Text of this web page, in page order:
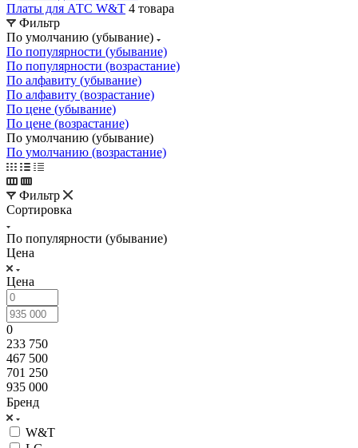
Платы для АТС W&T 4 товара
Фильтр
По умолчанию (убывание)
По популярности (убывание)
По популярности (возрастание)
По алфавиту (убывание)
По алфавиту (возрастание)
По цене (убывание)
По цене (возрастание)
По умолчанию (убывание)
По умолчанию (возрастание)
Фильтр
Сортировка
По популярности (убывание)
Цена
Цена
0
233 750
467 500
701 250
935 000
Бренд
W&T